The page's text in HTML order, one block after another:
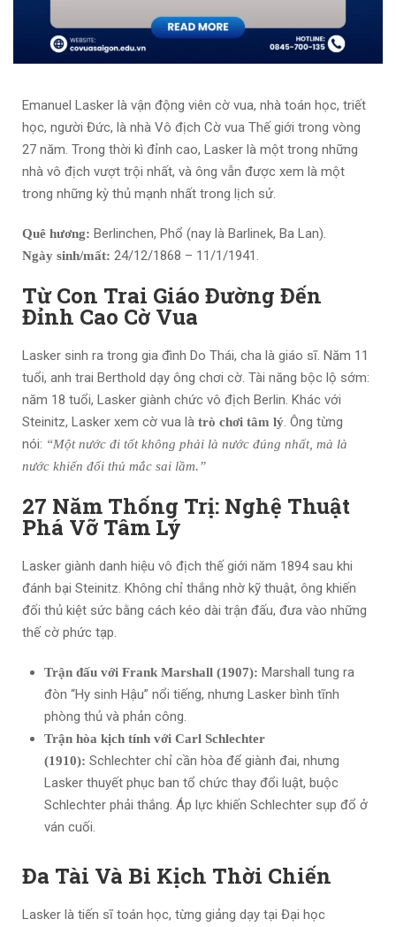
Emanuel Lasker là vận động viên cờ vua, nhà toán học, triết
học, người Đức, là nhà Vô địch Cờ vua Thế giới trong vòng
27 năm. Trong thời kì đỉnh cao, Lasker là một trong những
nhà vô địch vượt trội nhất, và ông vẫn được xem là một
trong những kỳ thủ mạnh nhất trong lịch sử.
Quê hương: Berlinchen, Phổ (nay là Barlinek, Ba Lan).
Ngày sinh/mất: 24/12/1868 – 11/1/1941.
Từ Con Trai Giáo Đường Đến
Đỉnh Cao Cờ Vua
Lasker sinh ra trong gia đình Do Thái, cha là giáo sĩ. Năm 11
tuổi, anh trai Berthold dạy ông chơi cờ. Tài năng bộc lộ sớm:
năm 18 tuổi, Lasker giành chức vô địch Berlin. Khác với
Steinitz, Lasker xem cờ vua là trò chơi tâm lý. Ông từng
nói: “Một nước đi tốt không phải là nước đúng nhất, mà là
nước khiến đối thủ mắc sai lầm.”
27 Năm Thống Trị: Nghệ Thuật
Phá Vỡ Tâm Lý
Lasker giành danh hiệu vô địch thế giới năm 1894 sau khi
đánh bại Steinitz. Không chỉ thắng nhờ kỹ thuật, ông khiến
đối thủ kiệt sức bằng cách kéo dài trận đấu, đưa vào những
thế cờ phức tạp.
Trận đấu với Frank Marshall (1907): Marshall tung ra
đòn “Hy sinh Hậu” nổi tiếng, nhưng Lasker bình tĩnh
phòng thủ và phản công.
Trận hòa kịch tính với Carl Schlechter
(1910): Schlechter chỉ cần hòa để giành đai, nhưng
Lasker thuyết phục ban tổ chức thay đổi luật, buộc
Schlechter phải thắng. Áp lực khiến Schlechter sụp đổ ở
ván cuối.
Đa Tài Và Bi Kịch Thời Chiến
Lasker là tiến sĩ toán học, từng giảng dạy tại Đại học